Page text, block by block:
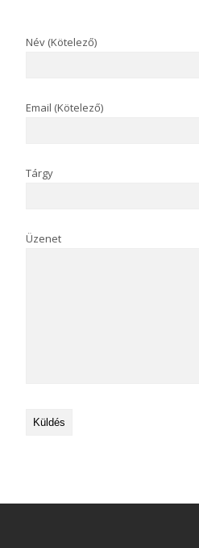
Név (Kötelező)
Email (Kötelező)
Tárgy
Üzenet